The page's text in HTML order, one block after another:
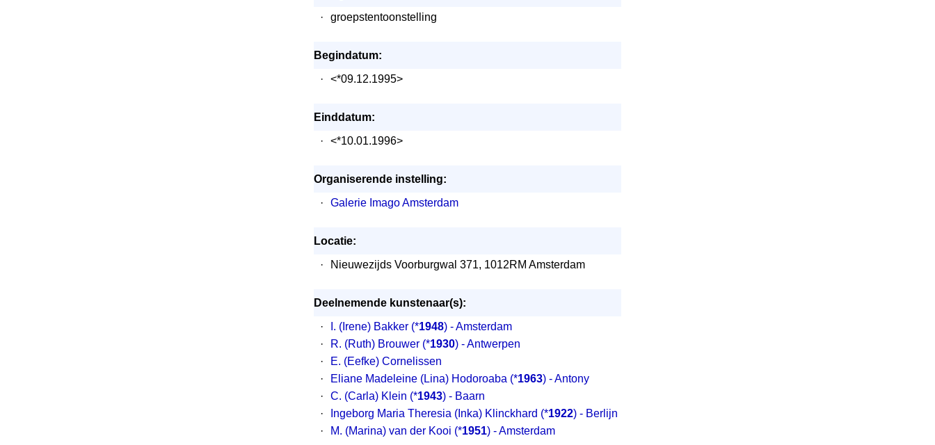
·
groepstentoonstelling
Begindatum:
·
<*09.12.1995>
Einddatum:
·
<*10.01.1996>
Organiserende instelling:
·
Galerie Imago Amsterdam
Locatie:
·
Nieuwezijds Voorburgwal 371, 1012RM Amsterdam
Deelnemende kunstenaar(s):
·
I. (Irene) Bakker (*1948) - Amsterdam
·
R. (Ruth) Brouwer (*1930) - Antwerpen
·
E. (Eefke) Cornelissen
·
Eliane Madeleine (Lina) Hodoroaba (*1963) - Antony
·
C. (Carla) Klein (*1943) - Baarn
·
Ingeborg Maria Theresia (Inka) Klinckhard (*1922) - Berlijn
·
M. (Marina) van der Kooi (*1951) - Amsterdam